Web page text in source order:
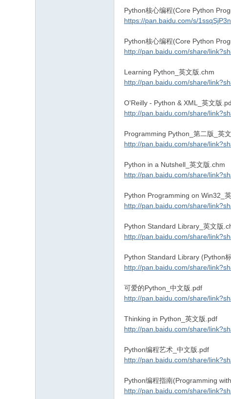
Python核心编程(Core Python
https://pan.baidu.com/s/
Python核心编程(Core Python
http://pan.baidu.com/share/
Learning Python_英文版.chm
http://pan.baidu.com/share/
O'Reilly - Python & XML_英文版
http://pan.baidu.com/share/
Programming Python_第二版_英
http://pan.baidu.com/share/
Python in a Nutshell_英文版.chm
http://pan.baidu.com/share/
Python Programming on Win32_
http://pan.baidu.com/share/
Python Standard Library_英文版
http://pan.baidu.com/share/
Python Standard Library (Python
http://pan.baidu.com/share/
可爱的Python_中文版.pdf
http://pan.baidu.com/share/
Thinking in Python_英文版.pdf
http://pan.baidu.com/share/
Python编程艺术_中文版.pdf
http://pan.baidu.com/share/
Python编程指南(Programming
http://pan.baidu.com/share/